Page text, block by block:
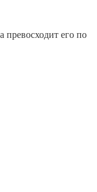
его по